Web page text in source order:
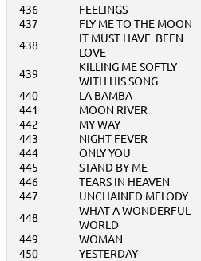
436
FEELINGS
437
FLY ME TO THE MOON
438
IT MUST HAVE BEEN
LOVE
439
KILLING ME SOFTLY
WITH HIS SONG
440
LA BAMBA
441
MOON RIVER
442
MY WAY
443
NIGHT FEVER
444
ONLY YOU
445
STAND BY ME
446
TEARS IN HEAVEN
447
UNCHAINED MELODY
448
WHAT A WONDERFUL
WORLD
449
WOMAN
450
YESTERDAY